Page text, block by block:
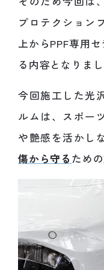
プロテクション
上からPPF専用
る内容となりまし
今回施工した光
ルムは、スポー
や艶感を活かし
傷から守る ため